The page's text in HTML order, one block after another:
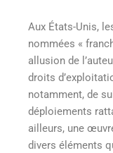
Aux États-Unis,
nommées «
allusion de
droits
notamment, de
déploiements
ailleurs, une
divers éléments